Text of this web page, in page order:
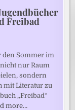
Freibad
den Sommer im
nur Raum
sondern
mit Literatur zu
„Freibad“
more…